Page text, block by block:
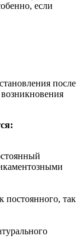
если
после
постоянного, так